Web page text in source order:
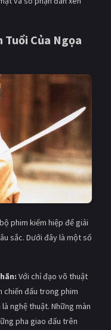
Của Ngọa
phim kiếm hiệp để giải
sắc. Dưới đây là một số
Với chỉ đạo võ thuật
chiến đấu trong phim
nghệ thuật. Những màn
pha giao đấu trên